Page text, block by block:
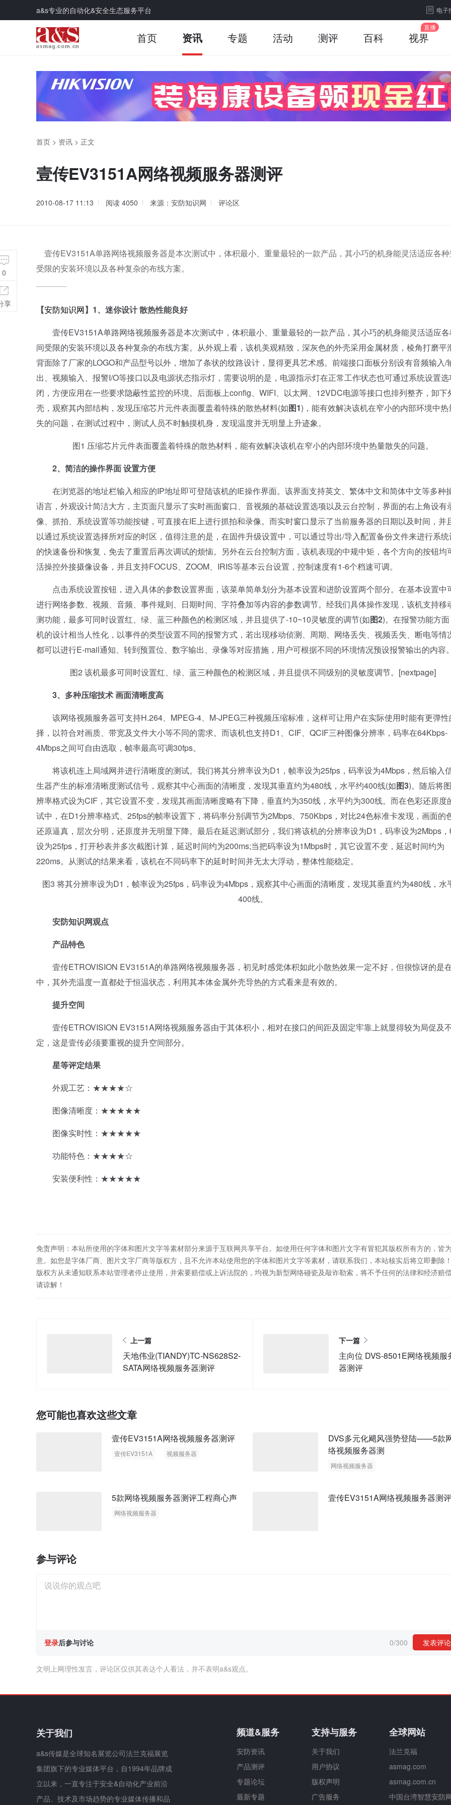
a&s专业的自动化&安全生态服务平台 电子
首页 资讯 专题 活动 测评 百科 视界
首页 > 资讯 > 正文
壹传EV3151A网络视频服务器测评
2010-08-17 11:13 阅读 4050 来源：安防知识网 评论区
壹传EV3151A单路网络视频服务器是本次测试中，体积最小、重量最轻的一款产品，其小巧的机身能灵活适应各
受限的安装环境以及各种复杂的布线方案。
【安防知识网】1、迷你设计 散热性能良好
壹传EV3151A单路网络视频服务器是本次测试中，体积最小、重量最轻的一款产品，其小巧的机身能灵活适应各
间受限的安装环境以及各种复杂的布线方案。从外观上看，该机美观精致，深灰色的外壳采用金属材质，棱角打磨平
背面除了厂家的LOGO和产品型号以外，增加了条状的纹路设计，显得更具艺术感。前端接口面板分别设有音频输入/
出、视频输入、报警I/O等接口以及电源状态指示灯，需要说明的是，电源指示灯在正常工作状态也可通过系统设置选
闭，方便应用在一些要求隐蔽性监控的环境。后面板上config、WIFI、以太网、12VDC电源等接口也排列整齐，卸下
壳，观察其内部结构，发现压缩芯片元件表面覆盖着特殊的散热材料(如图1)，能有效解决该机在窄小的内部环境中热
失的问题，在测试过程中，测试人员不时触摸机身，发现温度并无明显上升迹象。
图1 压缩芯片元件表面覆盖着特殊的散热材料，能有效解决该机在窄小的内部环境中热量散失的问题。
2、简洁的操作界面 设置方便
在浏览器的地址栏输入相应的IP地址即可登陆该机的IE操作界面。该界面支持英文、繁体中文和简体中文等多种
语言，外观设计简洁大方，主页面只显示了实时画面窗口、音视频的基础设置选项以及云台控制，界面的右上角设有
像、抓拍、系统设置等功能按键，可直接在IE上进行抓拍和录像。而实时窗口显示了当前服务器的日期以及时间，并
以通过系统设置选择所对应的时区，值得注意的是，在固件升级设置中，可以通过导出/导入配置备份文件来进行系统
的快速备份和恢复，免去了重置后再次调试的烦恼。另外在云台控制方面，该机表现的中规中矩，各个方向的按钮均
活操控外接摄像设备，并且支持FOCUS、ZOOM、IRIS等基本云台设置，控制速度有1-6个档速可调。
点击系统设置按钮，进入具体的参数设置界面，该菜单简单划分为基本设置和进阶设置两个部分。在基本设置中
进行网络参数、视频、音频、事件规则、日期时间、字符叠加等内容的参数调节。经我们具体操作发现，该机支持移
测功能，最多可同时设置红、绿、蓝三种颜色的检测区域，并且提供了-10~10灵敏度的调节(如图2)。在报警功能方
机的设计相当人性化，以事件的类型设置不同的报警方式，若出现移动侦测、周期、网络丢失、视频丢失、断电等情
都可以进行E-mail通知、转到预置位、数字输出、录像等对应措施，用户可根据不同的环境情况预设报警输出的内容。
图2 该机最多可同时设置红、绿、蓝三种颜色的检测区域，并且提供不同级别的灵敏度调节。[nextpage]
3、多种压缩技术 画面清晰度高
该网络视频服务器可支持H.264、MPEG-4、M-JPEG三种视频压缩标准，这样可让用户在实际使用时能有更弹性
择，以符合对画质、带宽及文件大小等不同的需求。而该机也支持D1、CIF、QCIF三种图像分辨率，码率在64Kbps-
4Mbps之间可自由选取，帧率最高可调30fps。
将该机连上局域网并进行清晰度的测试。我们将其分辨率设为D1，帧率设为25fps，码率设为4Mbps，然后输入
生器产生的标准清晰度测试信号，观察其中心画面的清晰度，发现其垂直约为480线，水平约400线(如图3)。随后将
辨率格式设为CIF，其它设置不变，发现其画面清晰度略有下降，垂直约为350线，水平约为300线。而在色彩还原度
试中，在D1分辨率格式、25fps的帧率设置下，将码率分别调节为2Mbps、750Kbps，对比24色标准卡发现，画面的
还原逼真，层次分明，还原度并无明显下降。最后在延迟测试部分，我们将该机的分辨率设为D1，码率设为2Mbps
设为25fps，打开秒表并多次截图计算，延迟时间约为200ms;当把码率设为1Mbps时，其它设置不变，延迟时间约为
220ms。从测试的结果来看，该机在不同码率下的延时时间并无太大浮动，整体性能稳定。
图3 将其分辨率设为D1，帧率设为25fps，码率设为4Mbps，观察其中心画面的清晰度，发现其垂直约为480线，水
400线。
安防知识网观点
产品特色
壹传ETROVISION EV3151A的单路网络视频服务器，初见时感觉体积如此小散热效果一定不好，但很惊讶的是
中，其外壳温度一直都处于恒温状态，利用其本体金属外壳导热的方式看来是有效的。
提升空间
壹传ETROVISION EV3151A网络视频服务器由于其体积小，相对在接口的间距及固定牢靠上就显得较为局促及
定，这是壹传必须要重视的提升空间部分。
星等评定结果
外观工艺：★★★★☆
图像清晰度：★★★★★
图像实时性：★★★★★
功能特色：★★★★☆
安装便利性：★★★★★
免责声明：本站所使用的字体和图片文字等素材部分来源于互联网共享平台。如使用任何字体和图片文字有冒犯其版权所有方的，皆
意。如您是字体厂商、图片文字厂商等版权方，且不允许本站使用您的字体和图片文字等素材，请联系我们，本站核实后将立即删除
版权方从未通知联系本站管理者停止使用，并索要赔偿或上诉法院的，均视为新型网络碰瓷及敲诈勒索，将不予任何的法律和经济赔
请谅解！
上一篇
天地伟业(TIANDY)TC-NS628S2-
SATA网络视频服务器测评
下一篇
主向位 DVS-8501E网络视频服
器测评
您可能也喜欢这些文章
壹传EV3151A网络视频服务器测评
壹传EV3151A 视频服务器
DVS多元化飓风强势登陆——5款
络视频服务器测
网络视频服务器
5款网络视频服务器测评工程商心声
网络视频服务器
壹传EV3151A网络视频服务器测评
参与评论
登录后参与讨论 0/300 发表评论
文明上网理性发言，评论区仅供其表达个人看法，并不表明a&s观点。
0
享
关于我们
a&s传媒是全球知名展览公司法兰克福展览
集团旗下的专业媒体平台，自1994年品牌成
立以来，一直专注于安全&自动化产业前沿
产品、技术及市场趋势的专业媒体传播和品
频道&服务
安防资讯
产品测评
专题论坛
最新专题
支持与服务
关于我们
用户协议
版权声明
广告服务
全球网站
法兰克福
asmag.com
asmag.com.cn
中国台湾智慧安防